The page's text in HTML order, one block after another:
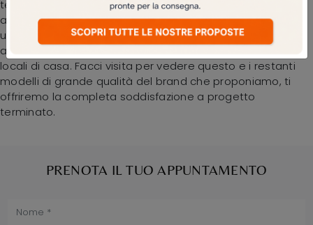
terra di Compab, ogni spazio è esteticamente
apprezzabile e funzionale. Oggigiorno il bagno non è più
unicamente una stanza di servizio, al contrario al suo
arredo viene riservata la medesima attenzione degli altri
locali di casa. Facci visita per vedere questo e i restanti
modelli di grande qualità del brand che proponiamo, ti
offriremo la completa soddisfazione a progetto
terminato.
PRENOTA IL TUO APPUNTAMENTO